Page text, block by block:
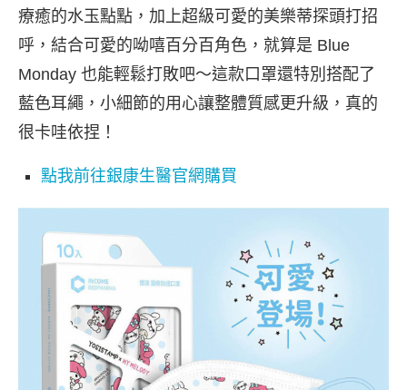
療癒的水玉點點，加上超級可愛的美樂蒂探頭打招
呼，結合可愛的呦嘻百分百角色，就算是 Blue
Monday 也能輕鬆打敗吧～這款口罩還特別搭配了
藍色耳繩，小細節的用心讓整體質感更升級，真的
很卡哇依捏！
點我前往銀康生醫官網購買